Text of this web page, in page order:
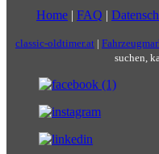
Home | FAQ |
classic-oldtimer.at |
suchen,